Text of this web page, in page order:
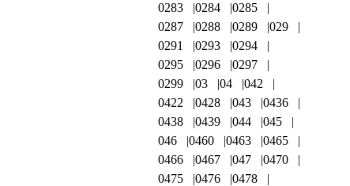
0283
0284
0285
0287
0288 0289
029
0291
0293
0294
0295
0296
0297
0299
03 04
042
0422
0428 043
0436
0438
0439 044
045
046
0460 0463
0465
0466
0467 047
0470
0475
0476
0478